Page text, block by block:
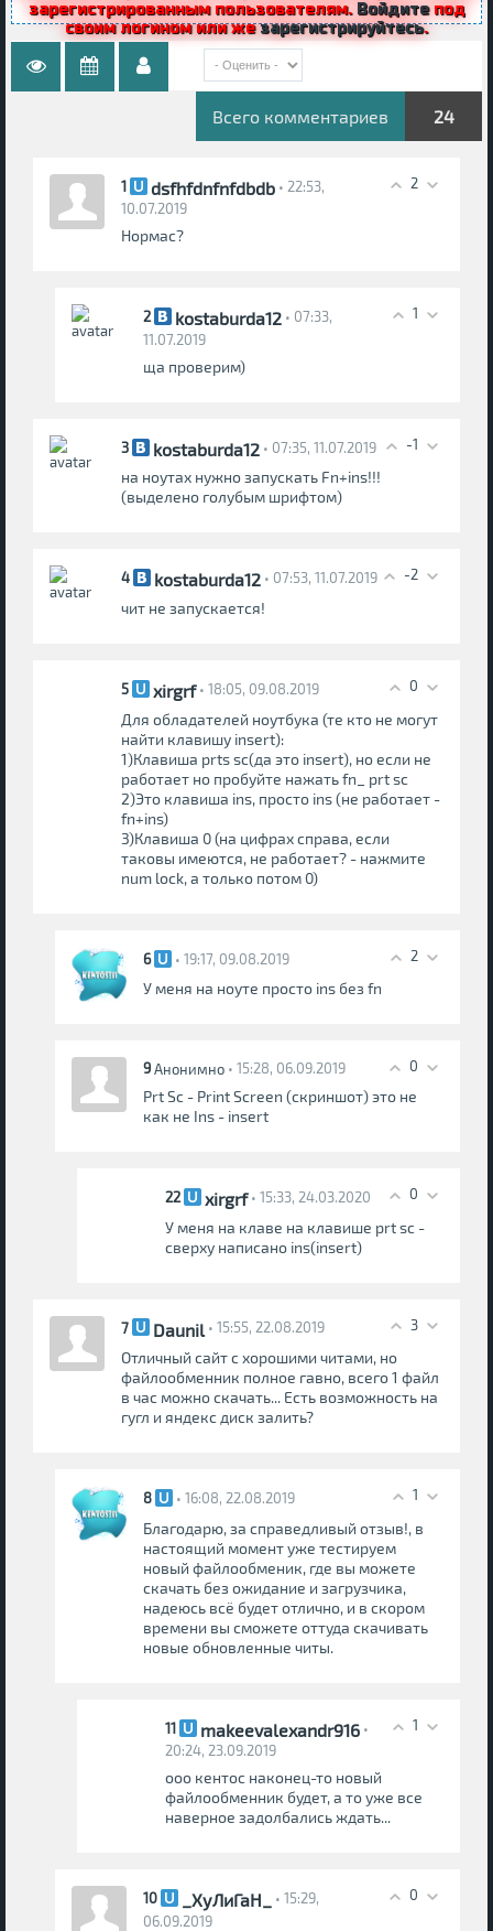
зарегистрированным пользователям. Войдитепод
своим логином или жезарегистрируйтесь.
Всего комментариев 24
2
1 dsfhfdnfnfdbdb • 22:53,
10.07.2019
Нормас?
1
2 kostaburda12 • 07:33,
11.07.2019
ща проверим)
-1
3 kostaburda12 • 07:35, 11.07.2019
на ноутах нужно запускать Fn+ins!!!
(выделено голубым шрифтом)
-2
4 kostaburda12 • 07:53, 11.07.2019
чит не запускается!
0
5 xirgrf • 18:05, 09.08.2019
Для обладателей ноутбука (те кто не могут
найти клавишу insert):
1)Клавиша prts sc(да это insert), но если не
работает но пробуйте нажать fn_ prt sc
2)Это клавиша ins, просто ins (не работает -
fn+ins)
3)Клавиша 0 (на цифрах справа, если
таковы имеются, не работает? - нажмите
num lock, а только потом 0)
2
6 • 19:17, 09.08.2019
У меня на ноуте просто ins без fn
0
9Анонимно • 15:28, 06.09.2019
Prt Sc - Print Screen (скриншот) это не
как не Ins - insert
0
22 xirgrf • 15:33, 24.03.2020
У меня на клаве на клавише prt sc -
сверху написано ins(insert)
3
7 Daunil • 15:55, 22.08.2019
Отличный сайт с хорошими читами, но
файлообменник полное гавно, всего 1 файл
в час можно скачать... Есть возможность на
гугл и яндекс диск залить?
1
8 • 16:08, 22.08.2019
Благодарю, за справедливый отзыв!, в
настоящий момент уже тестируем
новый файлообменик, где вы можете
скачать без ожидание и загрузчика,
надеюсь всё будет отлично, и в скором
времени вы сможете оттуда скачивать
новые обновленные читы.
1
11 makeevalexandr916 •
20:24, 23.09.2019
ооо кентос наконец-то новый
файлообменник будет, а то уже все
наверное задолбались ждать...
0
10 _ХуЛиГаН_
• 15:29,
06.09.2019